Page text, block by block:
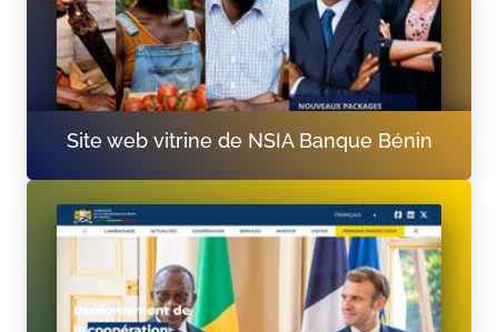
Site web vitrine de NSIA Banque Bénin